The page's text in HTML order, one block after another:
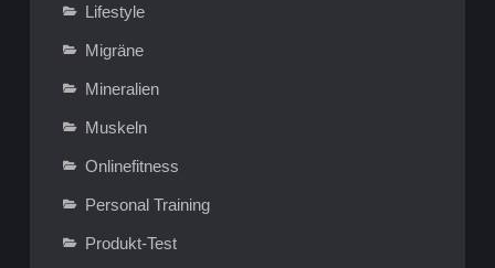
Lifestyle
Migräne
Mineralien
Muskeln
Onlinefitness
Personal Training
Produkt-Test